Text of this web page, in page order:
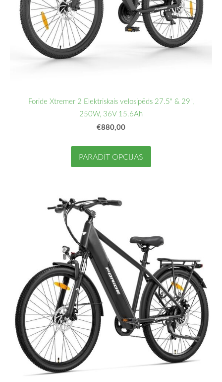
Foride Xtremer 2 Elektriskais velosipēds 27.5" & 29",
250W, 36V 15.6Ah
€880,00
PARĀDĪT OPCIJAS